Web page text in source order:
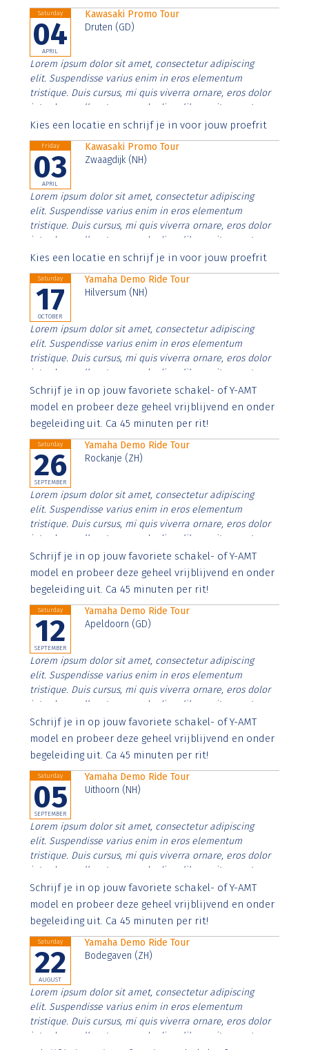
Saturday
04
APRIL
Kawasaki Promo Tour
Druten (GD)
Lorem ipsum dolor sit amet, consectetur adipiscing
elit. Suspendisse varius enim in eros elementum
tristique. Duis cursus, mi quis viverra ornare, eros dolor
interdum nulla, ut commodo diam libero vitae erat.
Aenean faucibus nibh et justo cursus id rutrum lorem
Kies een locatie en schrijf je in voor jouw proefrit
Friday
03
APRIL
Kawasaki Promo Tour
Zwaagdijk (NH)
Lorem ipsum dolor sit amet, consectetur adipiscing
elit. Suspendisse varius enim in eros elementum
tristique. Duis cursus, mi quis viverra ornare, eros dolor
interdum nulla, ut commodo diam libero vitae erat.
Aenean faucibus nibh et justo cursus id rutrum lorem
Kies een locatie en schrijf je in voor jouw proefrit
Saturday
17
OCTOBER
Yamaha Demo Ride Tour
Hilversum (NH)
Lorem ipsum dolor sit amet, consectetur adipiscing
elit. Suspendisse varius enim in eros elementum
tristique. Duis cursus, mi quis viverra ornare, eros dolor
interdum nulla, ut commodo diam libero vitae erat.
Aenean faucibus nibh et justo cursus id rutrum lorem
imperdiet. Nunc ut sem vitae risus tristique posuere.
Schrijf je in op jouw favoriete schakel- of Y-AMT
model en probeer deze geheel vrijblijvend en onder
begeleiding uit. Ca 45 minuten per rit!
Saturday
26
SEPTEMBER
Yamaha Demo Ride Tour
Rockanje (ZH)
Lorem ipsum dolor sit amet, consectetur adipiscing
elit. Suspendisse varius enim in eros elementum
tristique. Duis cursus, mi quis viverra ornare, eros dolor
interdum nulla, ut commodo diam libero vitae erat.
Aenean faucibus nibh et justo cursus id rutrum lorem
imperdiet. Nunc ut sem vitae risus tristique posuere.
Schrijf je in op jouw favoriete schakel- of Y-AMT
model en probeer deze geheel vrijblijvend en onder
begeleiding uit. Ca 45 minuten per rit!
Saturday
12
SEPTEMBER
Yamaha Demo Ride Tour
Apeldoorn (GD)
Lorem ipsum dolor sit amet, consectetur adipiscing
elit. Suspendisse varius enim in eros elementum
tristique. Duis cursus, mi quis viverra ornare, eros dolor
interdum nulla, ut commodo diam libero vitae erat.
Aenean faucibus nibh et justo cursus id rutrum lorem
imperdiet. Nunc ut sem vitae risus tristique posuere.
Schrijf je in op jouw favoriete schakel- of Y-AMT
model en probeer deze geheel vrijblijvend en onder
begeleiding uit. Ca 45 minuten per rit!
Saturday
05
SEPTEMBER
Yamaha Demo Ride Tour
Uithoorn (NH)
Lorem ipsum dolor sit amet, consectetur adipiscing
elit. Suspendisse varius enim in eros elementum
tristique. Duis cursus, mi quis viverra ornare, eros dolor
interdum nulla, ut commodo diam libero vitae erat.
Aenean faucibus nibh et justo cursus id rutrum lorem
imperdiet. Nunc ut sem vitae risus tristique posuere.
Schrijf je in op jouw favoriete schakel- of Y-AMT
model en probeer deze geheel vrijblijvend en onder
begeleiding uit. Ca 45 minuten per rit!
Saturday
22
AUGUST
Yamaha Demo Ride Tour
Bodegaven (ZH)
Lorem ipsum dolor sit amet, consectetur adipiscing
elit. Suspendisse varius enim in eros elementum
tristique. Duis cursus, mi quis viverra ornare, eros dolor
interdum nulla, ut commodo diam libero vitae erat.